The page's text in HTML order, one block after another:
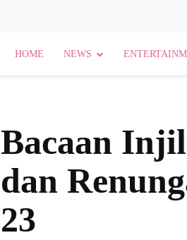
HOME NEWS
Bacaan
dan
23